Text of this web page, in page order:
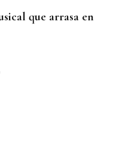
que arrasa en